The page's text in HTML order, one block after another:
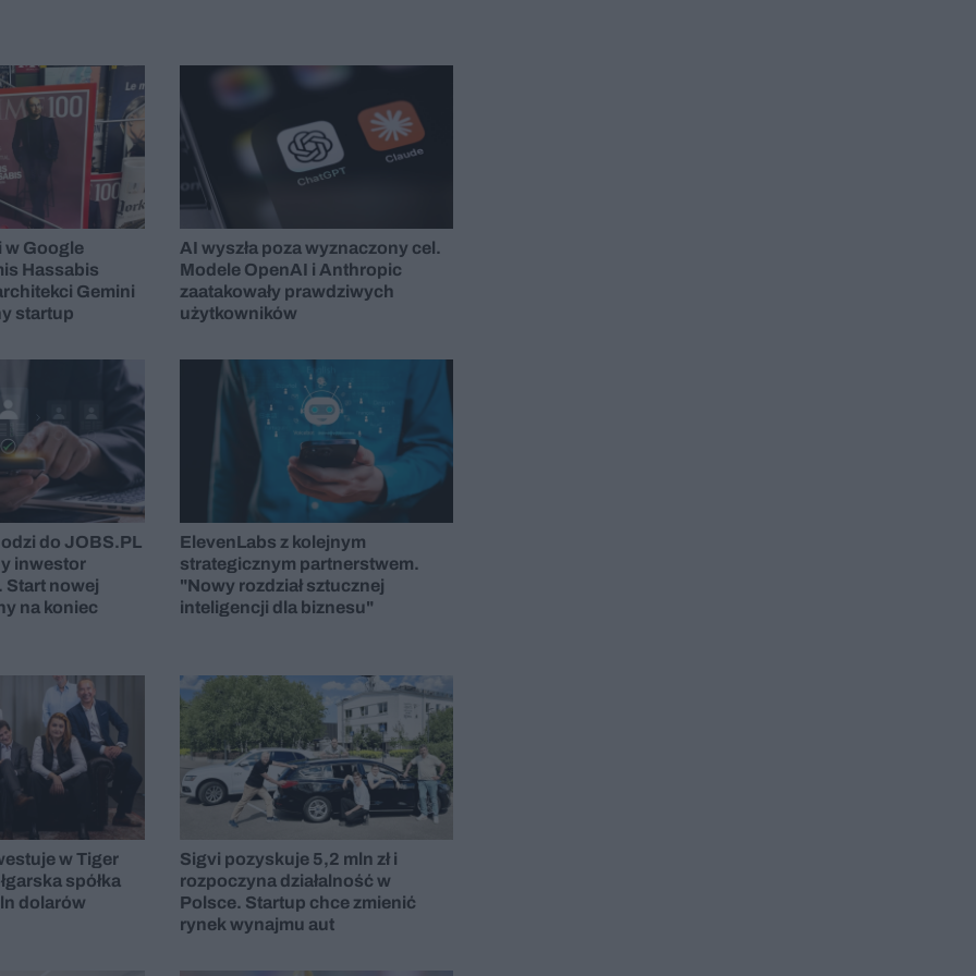
w Google
Hassabis
Gemini
startup
AI wyszła poza wyznaczony cel.
Modele OpenAI i Anthropic
zaatakowały prawdziwych
użytkowników
do JOBS.PL
inwestor
Start nowej
na koniec
ElevenLabs z kolejnym
strategicznym partnerstwem.
"Nowy rozdział sztucznej
inteligencji dla biznesu"
w Tiger
spółka
dolarów
Sigvi pozyskuje 5,2 mln zł i
rozpoczyna działalność w
Polsce. Startup chce zmienić
rynek wynajmu aut